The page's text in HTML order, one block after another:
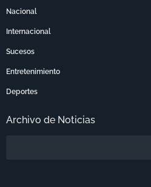
Nacional
Internacional
Sucesos
Entretenimiento
Deportes
Archivo de Noticias